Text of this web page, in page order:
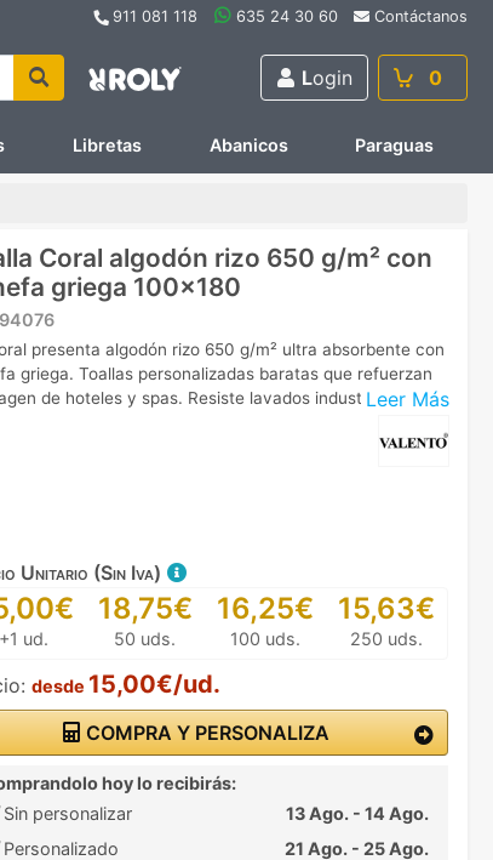
911 081 118 635 24 30 60 Contáctanos
Login 0
Libretas Abanicos Paraguas
Coral algodón rizo 650 g/m² con
griega 100x180
94076
Leer Más
presenta algodón rizo 650 g/m² ultra absorbente con
griega. Toallas personalizadas baratas que refuerzan
de hoteles y spas. Resiste lavados industriales.
Unitario (Sin Iva)
+1 ud.
18,75€
50 uds.
16,25€
100 uds.
15,63€
250 uds.
desde 15,00€/ud.
COMPRA Y PERSONALIZA
hoy lo recibirás:
Sin personalizar
13 Ago. - 14 Ago.
Personalizado
21 Ago. - 25 Ago.